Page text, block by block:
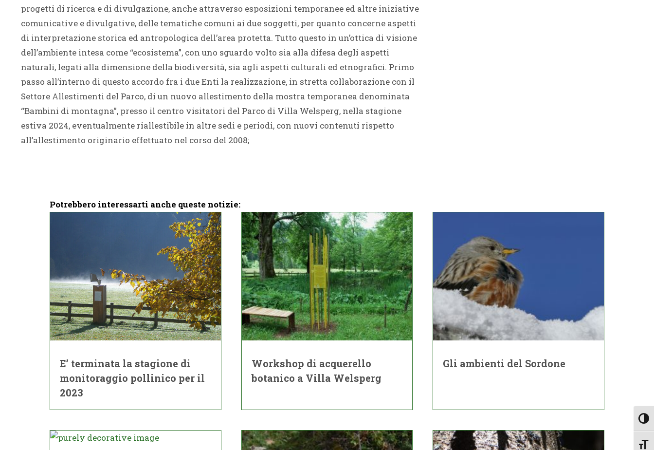
progetti di ricerca e di divulgazione, anche attraverso esposizioni temporanee ed altre iniziative
comunicative e divulgative, delle tematiche comuni ai due soggetti, per quanto concerne aspetti
di interpretazione storica ed antropologica dell’area protetta. Tutto questo in un’ottica di visione
dell’ambiente intesa come “ecosistema”, con uno sguardo volto sia alla difesa degli aspetti
naturali, legati alla dimensione della biodiversità, sia agli aspetti culturali ed etnografici. Primo
passo all’interno di questo accordo fra i due Enti la realizzazione, in stretta collaborazione con il
Settore Allestimenti del Parco, di un nuovo allestimento della mostra temporanea denominata
“Bambini di montagna”, presso il centro visitatori del Parco di Villa Welsperg, nella stagione
estiva 2024, eventualmente riallestibile in altre sedi e periodi, con nuovi contenuti rispetto
all’allestimento originario effettuato nel corso del 2008;
Potrebbero interessarti anche queste notizie:
E’ terminata la stagione di
monitoraggio pollinico per il
2023
Workshop di acquerello
botanico a Villa Welsperg
Gli ambienti del Sordone